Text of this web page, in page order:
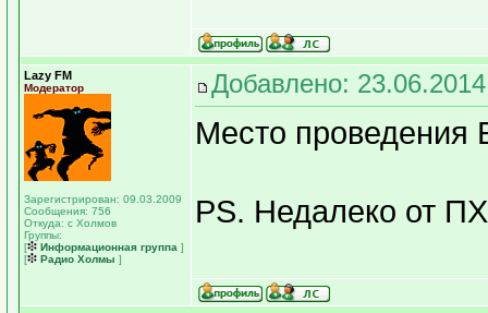
Lazy FM
Модератор
Зарегистрирован: 09.03.2009
Сообщения: 756
Откуда: с Холмов
Группы:
[
Информационная группа ]
[
Радио Холмы ]
Добавлено:
Место
PS. Недалеко от